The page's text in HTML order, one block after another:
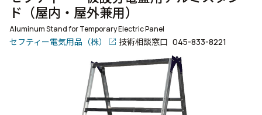
ド（屋内・屋外兼用）
Aluminum Stand for Temporary Electric Panel
セフティー電気用品（株） 技術相談窓口 045-833-8221